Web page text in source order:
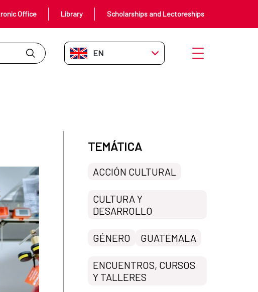
Office Library Scholarships and Lectoreships
EN-GB Open menu
TEMÁTICA
ACCIÓN CULTURAL
CULTURA Y
DESARROLLO
GÉNERO GUATEMALA
ENCUENTROS, CURSOS
Y TALLERES